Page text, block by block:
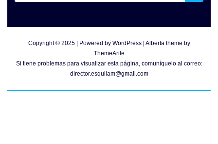
Copyright © 2025 | Powered by WordPress | Alberta theme by
ThemeArile
Si tiene problemas para visualizar esta página, comuníquelo al correo:
director.esquilam@gmail.com